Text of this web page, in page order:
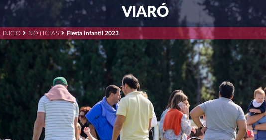
VIARÓ
INICIO NOTICIAS Fiesta Infantil 2023